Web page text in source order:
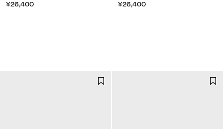
¥26,400
¥26,400